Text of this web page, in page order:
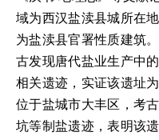
域为西汉盐渎县城所在
为盐渎县官署性质建筑
古发现唐代盐业生产中
相关遗迹，实证该遗址
位于盐城市大丰区，考
坑等制盐遗迹，表明该